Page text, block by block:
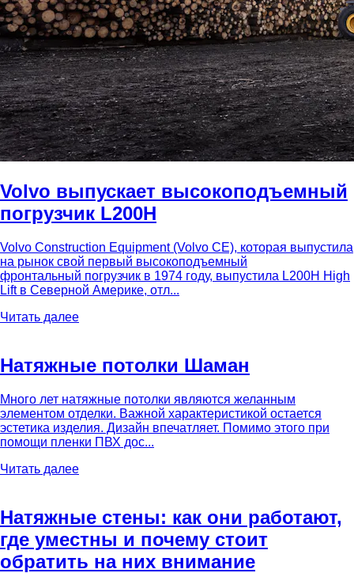
Volvo выпускает высокоподъемный
погрузчик L200H
Volvo Construction Equipment (Volvo CE), которая выпустила
на рынок свой первый высокоподъемный
фронтальный погрузчик в 1974 году, выпустила L200H High
Lift в Северной Америке, отл...
Читать далее
Натяжные потолки Шаман
Много лет натяжные потолки являются желанным
элементом отделки. Важной характеристикой остается
эстетика изделия. Дизайн впечатляет. Помимо этого при
помощи пленки ПВХ дос...
Читать далее
Натяжные стены: как они работают,
где уместны и почему стоит
обратить на них внимание